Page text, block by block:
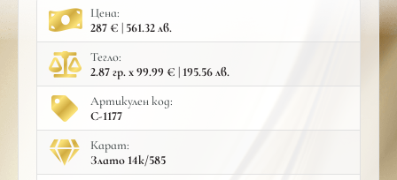
Цена:
287 € | 561.32 лв.
Тегло:
2.87 гр. x 99.99 € | 195.56 лв.
Артикулен код:
С-1177
Карат:
Злато 14к/585